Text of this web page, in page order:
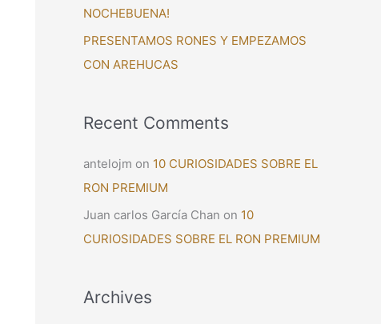
NOCHEBUENA!
PRESENTAMOS RONES Y EMPEZAMOS
CON AREHUCAS
Recent Comments
antelojm on 10 CURIOSIDADES SOBRE EL
RON PREMIUM
Juan carlos García Chan on 10
CURIOSIDADES SOBRE EL RON PREMIUM
Archives